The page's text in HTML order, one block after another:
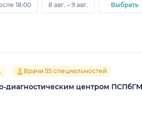
18:00
8 авг. – 9 авг.
Выбрать
Врачи 55 специальностей
диагностическим центром